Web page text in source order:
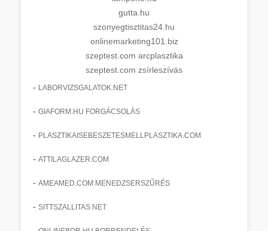
gutta.hu
szonyegtisztitas24.hu
onlinemarketing101.biz
szeptest.com arcplasztika
szeptest.com zsírleszívás
- LABORVIZSGALATOK.NET
- GIAFORM.HU FORGÁCSOLÁS
- PLASZTIKAISEBESZETESMELLPLASZTIKA.COM
- ATTILAGLAZER.COM
- AMEAMED.COM MENEDZSERSZŰRÉS
- SITTSZALLITAS.NET